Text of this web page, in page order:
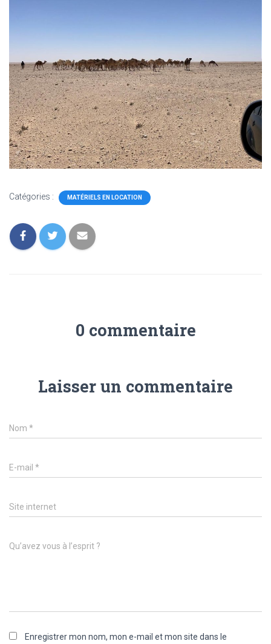
Catégories : MATÉRIELS EN LOCATION
0 commentaire
Laisser un commentaire
Nom *
E-mail *
Site internet
Qu’avez vous à l’esprit ?
Enregistrer mon nom, mon e-mail et mon site dans le